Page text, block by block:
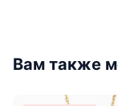
Вам также